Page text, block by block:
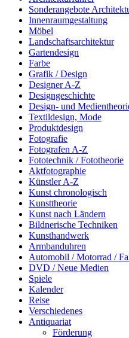
Sonderangebote
Innenraumgestaltung
Möbel
Landschaftsarchitektur
Gartendesign
Farbe
Grafik / Design
Designer A-Z
Designgeschichte
Design- und
Textildesign, Mode
Produktdesign
Fotografie
Fotografen A-Z
Fototechnik / Fototheorie
Aktfotographie
Künstler A-Z
Kunst chronologisch
Kunsttheorie
Kunst nach Ländern
Bildnerische Techniken
Kunsthandwerk
Armbanduhren
Automobil / Motorrad /
DVD / Neue Medien
Spiele
Kalender
Reise
Verschiedenes
Antiquariat
Förderung